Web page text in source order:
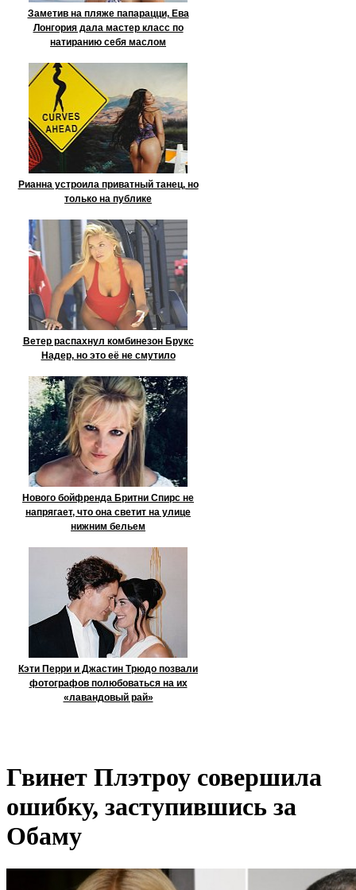
Заметив на пляже папарацци, Ева
Лонгория дала мастер класс по
натиранию себя маслом
Рианна устроила приватный танец, но
только на публике
Ветер распахнул комбинезон Брукс
Надер, но это её не смутило
Нового бойфренда Бритни Спирс не
напрягает, что она светит на улице
нижним бельем
Кэти Перри и Джастин Трюдо позвали
фотографов полюбоваться на их
«лавандовый рай»
Гвинет Плэтроу совершила
ошибку, заступившись за
Обаму